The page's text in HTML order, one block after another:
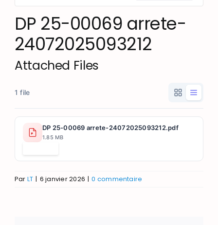
DP 25-00069 arrete-
24072025093212
Attached Files
1 file
DP 25-00069 arrete-24072025093212.pdf
1.85 MB
Par LT | 6 janvier 2026 | 0 commentaire